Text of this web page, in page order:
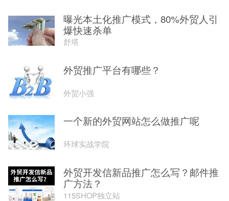
曝光本土化推广模式，80%外贸人引
爆快速杀单
舒塔
外贸推广平台有哪些？
外贸小强
一个新的外贸网站怎么做推广呢
环球实战学院
外贸开发信新品推广怎么写？邮件推
广方法？
115SHOP独立站